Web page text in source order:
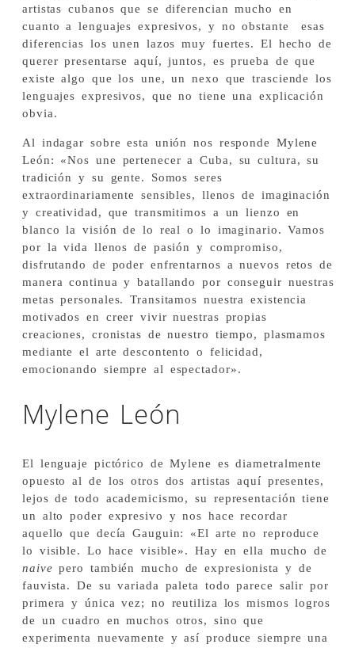
artistas cubanos que se diferencian mucho en
cuanto a lenguajes expresivos, y no obstante esas
diferencias los unen lazos muy fuertes. El hecho de
querer presentarse aquí, juntos, es prueba de que
existe algo que los une, un nexo que trasciende los
lenguajes expresivos, que no tiene una explicación
obvia.
Al indagar sobre esta unión nos responde Mylene
León: «Nos une pertenecer a Cuba, su cultura, su
tradición y su gente. Somos seres
extraordinariamente sensibles, llenos de imaginación
y creatividad, que transmitimos a un lienzo en
blanco la visión de lo real o lo imaginario. Vamos
por la vida llenos de pasión y compromiso,
disfrutando de poder enfrentarnos a nuevos retos de
manera continua y batallando por conseguir nuestras
metas personales. Transitamos nuestra existencia
motivados en creer vivir nuestras propias
creaciones, cronistas de nuestro tiempo, plasmamos
mediante el arte descontento o felicidad,
emocionando siempre al espectador».
Mylene León
El lenguaje pictórico de Mylene es diametralmente
opuesto al de los otros dos artistas aquí presentes,
lejos de todo academicismo, su representación tiene
un alto poder expresivo y nos hace recordar
aquello que decía Gauguin: «El arte no reproduce
lo visible. Lo hace visible». Hay en ella mucho de
naivepero también mucho de expresionista y de
fauvista. De su variada paleta todo parece salir por
primera y única vez; no reutiliza los mismos logros
de un cuadro en muchos otros, sino que
experimenta nuevamente y así produce siempre una